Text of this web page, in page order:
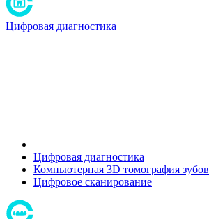
Цифровая диагностика
Цифровая диагностика
Компьютерная 3D томография зубов
Цифровое сканирование